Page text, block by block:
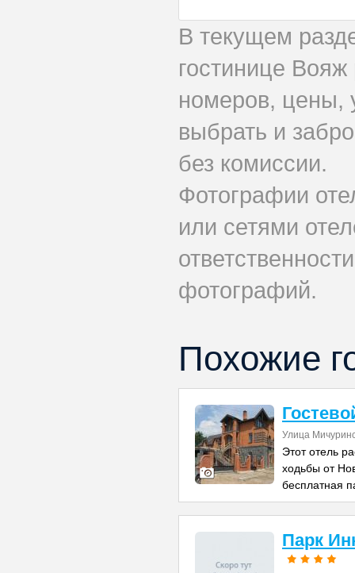
В текущем
гостинице
номеров, цены,
выбрать и
без комиссии.
Фотографии
или сетями
фотографий.
Похожие
Улица
Этот отель
ходьбы от
бесплатная
Парк